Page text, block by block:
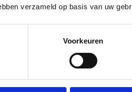
verzameld op basis van uw
Voorkeuren
Dranken sinds